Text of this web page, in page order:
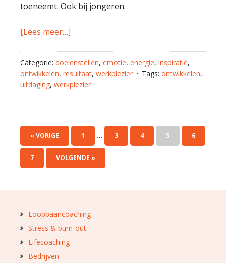
toeneemt. Ook bij jongeren.
[Lees meer…]
Categorie: doelenstellen, emotie, energie, inspiratie,
ontwikkelen, resultaat, werkplezier Tags: ontwikkelen,
uitdaging, werkplezier
« VORIGE 1 … 3 4 5 6
7 VOLGENDE »
Loopbaancoaching
Stress & burn-out
Lifecoaching
Bedrijven